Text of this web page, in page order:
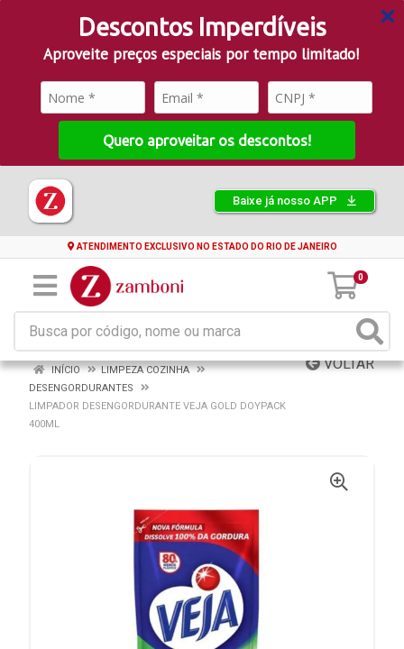
Descontos Imperdíveis
Aproveite preços especiais por tempo limitado!
Quero aproveitar os descontos!
Baixe já nosso APP
ATENDIMENTO EXCLUSIVO NO ESTADO DO RIO DE JANEIRO
0
VOLTAR
INÍCIO
LIMPEZA COZINHA
DESENGORDURANTES
LIMPADOR DESENGORDURANTE VEJA GOLD DOYPACK
400ML